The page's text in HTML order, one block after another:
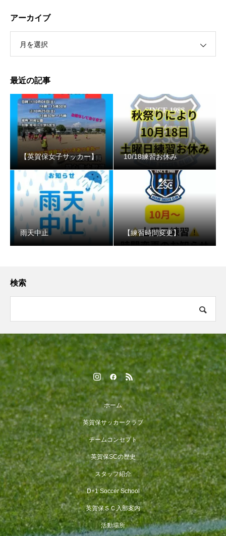
アーカイブ
月を選択
最近の記事
【英賀保女子サッカー】 10/18練習お休み
️雨天中止 【練習時間変更】
検索
ホーム
英賀保サッカークラブ
チームコンセプト
英賀保SCの歴史
スタッフ紹介
D+1 Soccer School
英賀保ＳＣ入部案内
活動場所